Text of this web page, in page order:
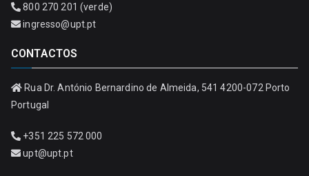
800 270 201 (verde)
ingresso@upt.pt
CONTACTOS
Rua Dr. António Bernardino de Almeida, 541 4200-072 Porto
Portugal
+351 225 572 000
upt@upt.pt